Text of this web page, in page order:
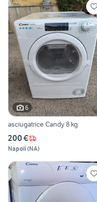
6
asciugatrice Candy 8 kg
200 €
Napoli(NA)